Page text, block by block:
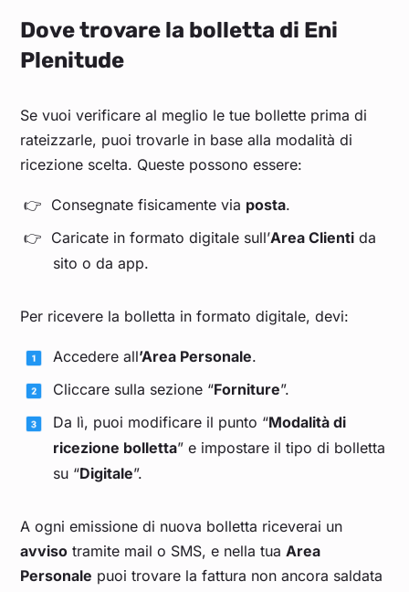
Dove trovare la bolletta di Eni
Plenitude
Se vuoi verificare al meglio le tue bollette prima di
rateizzarle, puoi trovarle in base alla modalità di
ricezione scelta. Queste possono essere:
Consegnate fisicamente via posta.
Caricate in formato digitale sull’Area Clienti da
sito o da app.
Per ricevere la bolletta in formato digitale, devi:
Accedere all’Area Personale.
Cliccare sulla sezione “Forniture”.
Da lì, puoi modificare il punto “Modalità di
ricezione bolletta” e impostare il tipo di bolletta
su “Digitale”.
A ogni emissione di nuova bolletta riceverai un
avviso tramite mail o SMS, e nella tuaArea
Personale puoi trovare la fattura non ancora saldata